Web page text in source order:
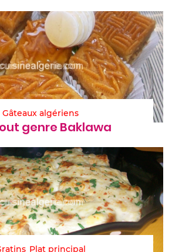
Gâteaux algériens
genre Baklawa
Plat principal